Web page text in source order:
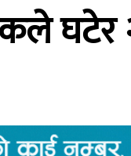
घटेर